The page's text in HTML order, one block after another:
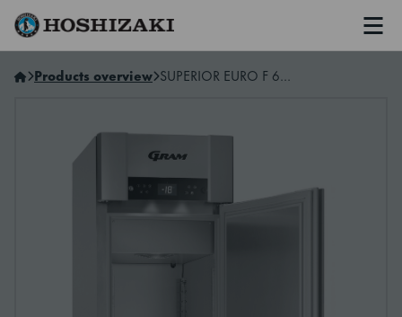
Hoshizaki Sweden
Products overview SUPERIOR EURO F 62 RAG C1 4S